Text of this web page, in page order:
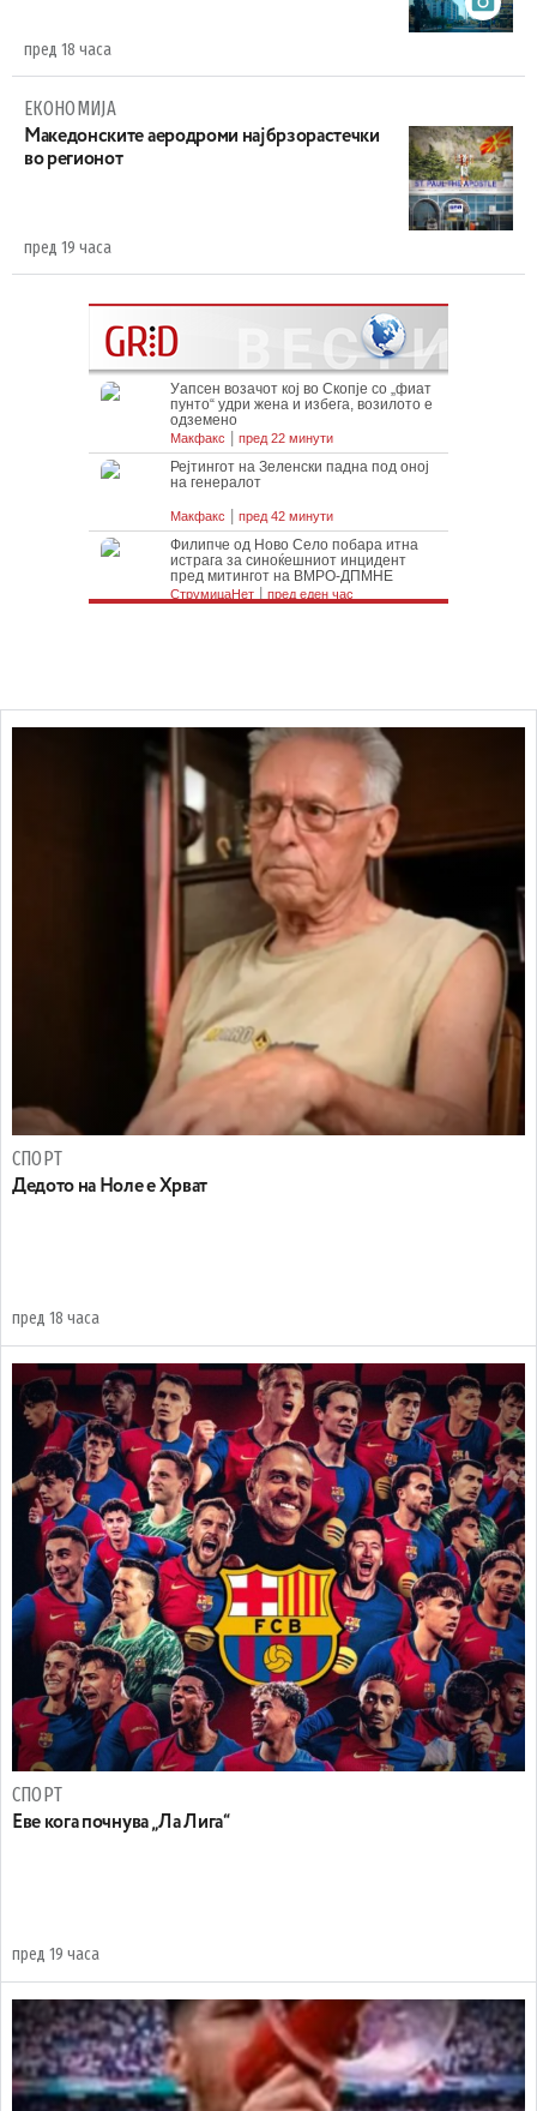
пред 18 часа
ЕКОНОМИЈА
Maкедонските аеродроми најбрзорастечки
во регионот
пред 19 часа
СПОРТ
Дедото на Ноле е Хрват
пред 18 часа
СПОРТ
Еве кога почнува „Ла Лига“
пред 19 часа